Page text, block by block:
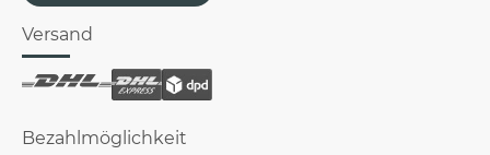
Versand
Bezahlmöglichkeit